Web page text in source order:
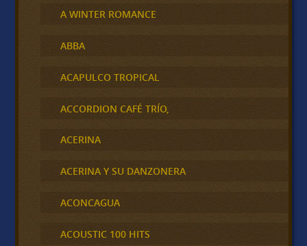
A WINTER ROMANCE
ABBA
ACAPULCO TROPICAL
ACCORDION CAFÉ TRÍO,
ACERINA
ACERINA Y SU DANZONERA
ACONCAGUA
ACOUSTIC 100 HITS